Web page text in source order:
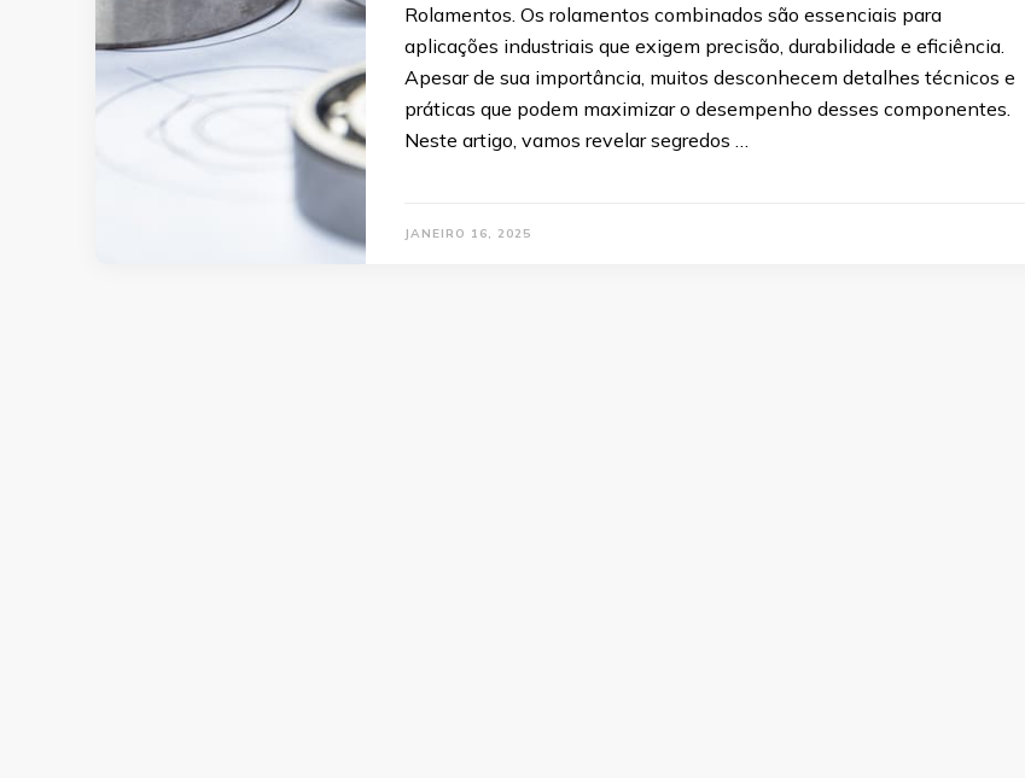
Rolamentos. Os rolamentos combinados são essenciais para
aplicações industriais que exigem precisão, durabilidade e eficiência.
Apesar de sua importância, muitos desconhecem detalhes técnicos e
práticas que podem maximizar o desempenho desses componentes.
Neste artigo, vamos revelar segredos …
JANEIRO 16, 2025